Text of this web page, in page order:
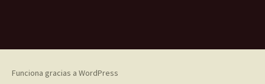
Funciona gracias a WordPress